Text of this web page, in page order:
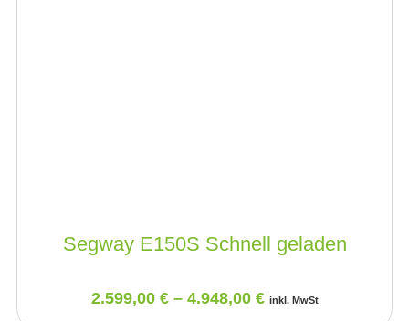
Segway E150S Schnell geladen
2.599,00 €– 4.948,00 € inkl. MwSt